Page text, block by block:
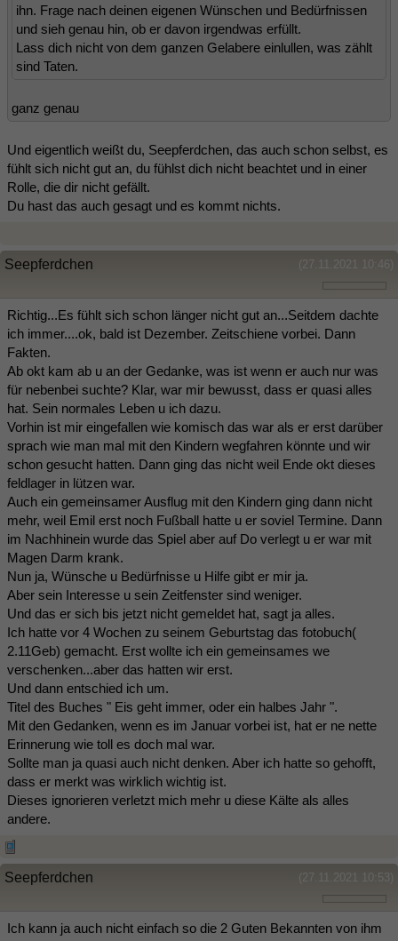
ihn. Frage nach deinen eigenen Wünschen und Bedürfnissen
und sieh genau hin, ob er davon irgendwas erfüllt.
Lass dich nicht von dem ganzen Gelabere einlullen, was zählt
sind Taten.
ganz genau
Und eigentlich weißt du, Seepferdchen, das auch schon selbst, es
fühlt sich nicht gut an, du fühlst dich nicht beachtet und in einer
Rolle, die dir nicht gefällt.
Du hast das auch gesagt und es kommt nichts.
(27.11.2021 10:46)
Seepferdchen
Richtig...Es fühlt sich schon länger nicht gut an...Seitdem dachte
ich immer....ok, bald ist Dezember. Zeitschiene vorbei. Dann
Fakten.
Ab okt kam ab u an der Gedanke, was ist wenn er auch nur was
für nebenbei suchte? Klar, war mir bewusst, dass er quasi alles
hat. Sein normales Leben u ich dazu.
Vorhin ist mir eingefallen wie komisch das war als er erst darüber
sprach wie man mal mit den Kindern wegfahren könnte und wir
schon gesucht hatten. Dann ging das nicht weil Ende okt dieses
feldlager in lützen war.
Auch ein gemeinsamer Ausflug mit den Kindern ging dann nicht
mehr, weil Emil erst noch Fußball hatte u er soviel Termine. Dann
im Nachhinein wurde das Spiel aber auf Do verlegt u er war mit
Magen Darm krank.
Nun ja, Wünsche u Bedürfnisse u Hilfe gibt er mir ja.
Aber sein Interesse u sein Zeitfenster sind weniger.
Und das er sich bis jetzt nicht gemeldet hat, sagt ja alles.
Ich hatte vor 4 Wochen zu seinem Geburtstag das fotobuch(
2.11Geb) gemacht. Erst wollte ich ein gemeinsames we
verschenken...aber das hatten wir erst.
Und dann entschied ich um.
Titel des Buches " Eis geht immer, oder ein halbes Jahr ".
Mit den Gedanken, wenn es im Januar vorbei ist, hat er ne nette
Erinnerung wie toll es doch mal war.
Sollte man ja quasi auch nicht denken. Aber ich hatte so gehofft,
dass er merkt was wirklich wichtig ist.
Dieses ignorieren verletzt mich mehr u diese Kälte als alles
andere.
(27.11.2021 10:53)
Seepferdchen
Ich kann ja auch nicht einfach so die 2 Guten Bekannten von ihm